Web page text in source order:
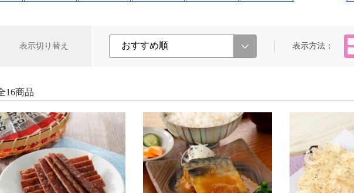
表示切り替え 表示方法
16商品